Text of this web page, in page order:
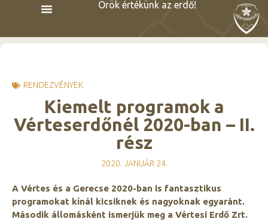
Örök értékünk az erdő!
RENDEZVÉNYEK
Kiemelt programok a
Vérteserdőnél 2020-ban – II.
rész
2020. JANUÁR 24.
A Vértes és a Gerecse 2020-ban is fantasztikus
programokat kínál kicsiknek és nagyoknak egyaránt.
Második állomásként ismerjük meg a Vértesi Erdő Zrt.